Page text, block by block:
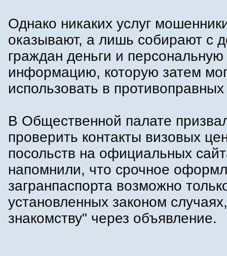
Однако никаких услуг
оказывают, а лишь собирают с
граждан деньги и персональную
информацию, которую затем
использовать в
В Общественной палате
проверить контакты визовых
посольств на официальных
напомнили, что срочное
загранпаспорта возможно
установленных законом
знакомству" через объявление.